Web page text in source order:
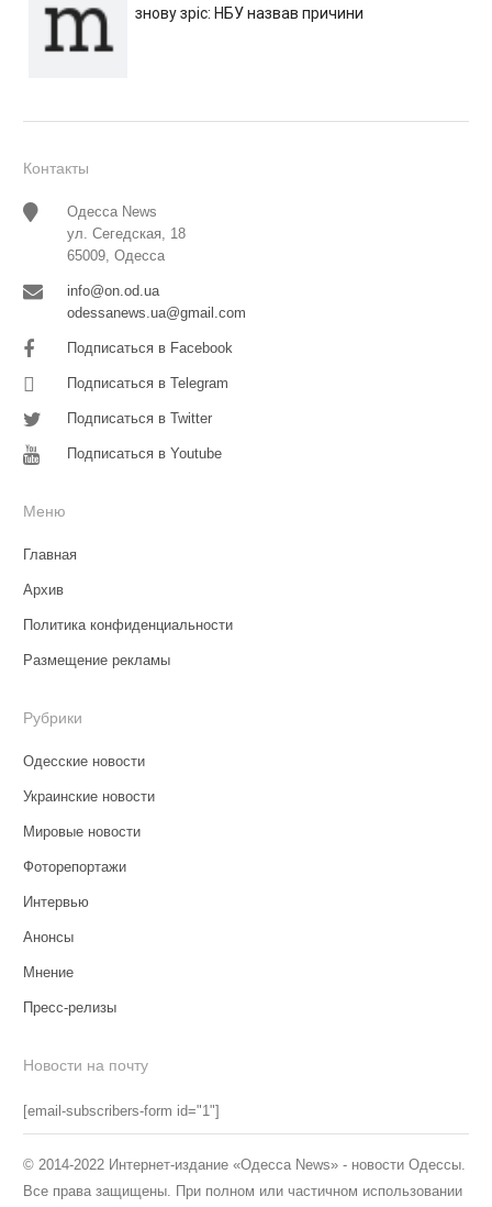
знову зріс: НБУ назвав причини
Контакты
Одесса News
ул. Сегедская, 18
65009, Одесса
info@on.od.ua
odessanews.ua@gmail.com
Подписаться в Facebook
Подписаться в Telegram
Подписаться в Twitter
Подписаться в Youtube
Меню
Главная
Архив
Политика конфиденциальности
Размещение рекламы
Рубрики
Одесские новости
Украинские новости
Мировые новости
Фоторепортажи
Интервью
Анонсы
Мнение
Пресс-релизы
Новости на почту
[email-subscribers-form id="1"]
© 2014-2022 Интернет-издание «Одесса News» - новости Одессы.
Все права защищены. При полном или частичном использовании